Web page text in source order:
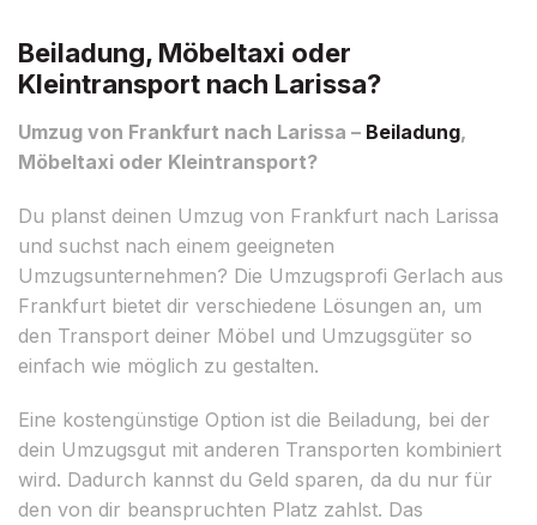
Beiladung, Möbeltaxi oder
Kleintransport nach Larissa?
Umzug von Frankfurt nach Larissa – Beiladung,
Möbeltaxi oder Kleintransport?
Du planst deinen Umzug von Frankfurt nach Larissa
und suchst nach einem geeigneten
Umzugsunternehmen? Die Umzugsprofi Gerlach aus
Frankfurt bietet dir verschiedene Lösungen an, um
den Transport deiner Möbel und Umzugsgüter so
einfach wie möglich zu gestalten.
Eine kostengünstige Option ist die Beiladung, bei der
dein Umzugsgut mit anderen Transporten kombiniert
wird. Dadurch kannst du Geld sparen, da du nur für
den von dir beanspruchten Platz zahlst. Das